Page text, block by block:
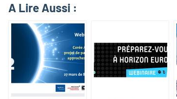
A Lire Aussi :